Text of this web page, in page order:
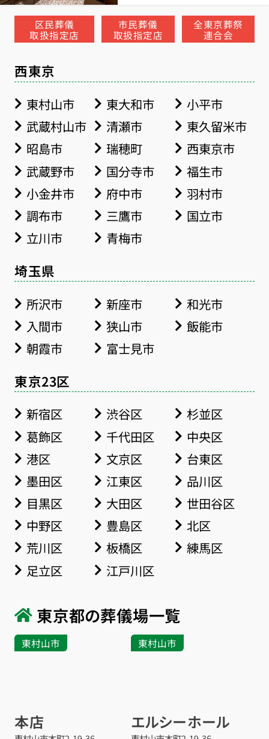
区民葬儀
取扱指定店
市民葬儀
取扱指定店
全東京葬祭
連合会
西東京
東村山市 東大和市
小平市
武蔵村山市
清瀬市
東久留米市
昭島市
瑞穂町
西東京市
武蔵野市
国分寺市
福生市
小金井市
府中市
羽村市
調布市
三鷹市
国立市
立川市
青梅市
埼玉県
所沢市 新座市
和光市
入間市
狭山市
飯能市
朝霞市
富士見市
東京23区
新宿区 渋谷区
杉並区
葛飾区
千代田区
中央区
港区
文京区
台東区
墨田区
江東区
品川区
目黒区
大田区
世田谷区
中野区
豊島区
北区
荒川区
板橋区
練馬区
足立区
江戸川区
東京都の葬儀場一覧
東村山市
本店
東村山市本町
東村山市
エルシーホール
東村山市本町
2-19-36